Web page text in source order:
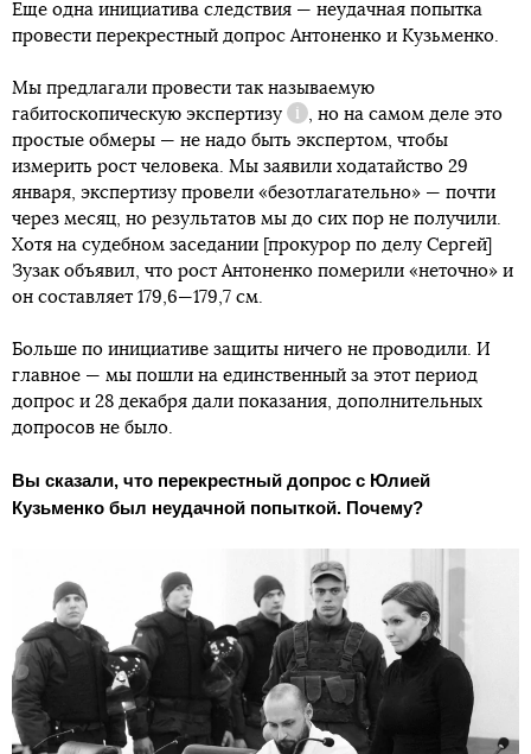
Еще одна инициатива следствия — неудачная попытка
провести перекрестный допрос Антоненко и Кузьменко.
Мы предлагали провести так называемую
габитоскопическую экспертизу
Справка
, но на самом деле это
простые обмеры — не надо быть экспертом, чтобы
измерить рост человека. Мы заявили ходатайство 29
января, экспертизу провели «безотлагательно» — почти
через месяц, но результатов мы до сих пор не получили.
Хотя на судебном заседании [прокурор по делу Сергей]
Зузак объявил, что рост Антоненко померили «неточно» и
он составляет 179,6—179,7 см.
Больше по инициативе защиты ничего не проводили. И
главное — мы пошли на единственный за этот период
допрос и 28 декабря дали показания, дополнительных
допросов не было.
Вы сказали, что перекрестный допрос с Юлией
Кузьменко был неудачной попыткой. Почему?